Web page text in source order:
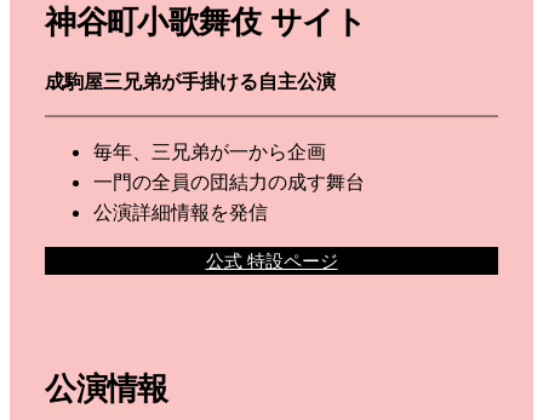
神谷町小歌舞伎 サイト
成駒屋三兄弟が手掛ける自主公演
毎年、三兄弟が一から企画
一門の全員の団結力の成す舞台
公演詳細情報を発信
公式 特設ページ
公演情報